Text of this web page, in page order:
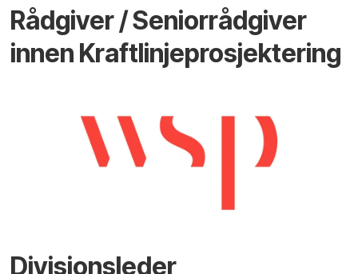
Rådgiver / Seniorrådgiver
innen Kraftlinjeprosjektering
Divisjonsleder